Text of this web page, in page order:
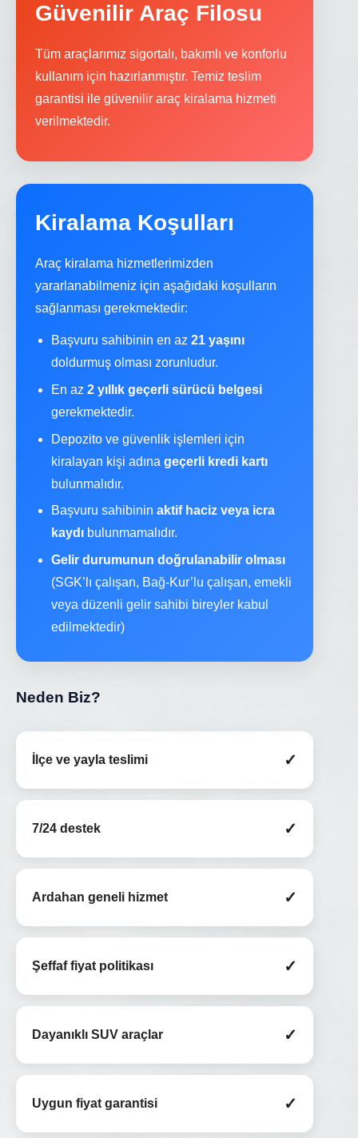
Güvenilir Araç Filosu
Tüm araçlarımız sigortalı, bakımlı ve konforlu
kullanım için hazırlanmıştır. Temiz teslim
garantisi ile güvenilir araç kiralama hizmeti
verilmektedir.
Kiralama Koşulları
Araç kiralama hizmetlerimizden
yararlanabilmeniz için aşağıdaki koşulların
sağlanması gerekmektedir:
Başvuru sahibinin en az 21 yaşını
doldurmuş olması zorunludur.
En az 2 yıllık geçerli sürücü belgesi
gerekmektedir.
Depozito ve güvenlik işlemleri için
kiralayan kişi adına geçerli kredi kartı
bulunmalıdır.
Başvuru sahibinin aktif haciz veya icra
kaydı bulunmamalıdır.
Gelir durumunun doğrulanabilir olması
(SGK’lı çalışan, Bağ-Kur’lu çalışan, emekli
veya düzenli gelir sahibi bireyler kabul
edilmektedir)
Neden Biz?
İlçe ve yayla teslimi ✓
7/24 destek ✓
Ardahan geneli hizmet ✓
Şeffaf fiyat politikası ✓
Dayanıklı SUV araçlar ✓
Uygun fiyat garantisi ✓